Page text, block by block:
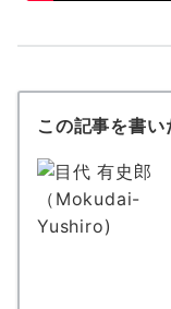
この記事を書い